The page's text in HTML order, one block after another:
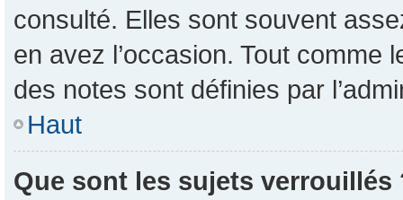
consulté. Elles sont souvent
en avez l’occasion. Tout
des notes sont définies par
Haut
Que sont les sujets verrouillés